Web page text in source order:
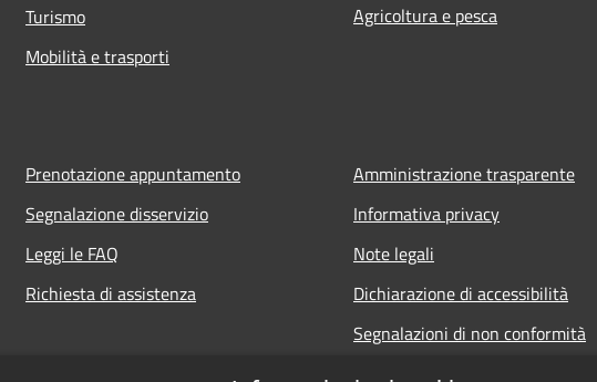
Turismo
Mobilità e trasporti
Agricoltura e pesca
Prenotazione appuntamento
Segnalazione disservizio
Leggi le FAQ
Richiesta di assistenza
Amministrazione trasparente
Informativa privacy
Note legali
Dichiarazione di accessibilità
Segnalazioni di non conformità